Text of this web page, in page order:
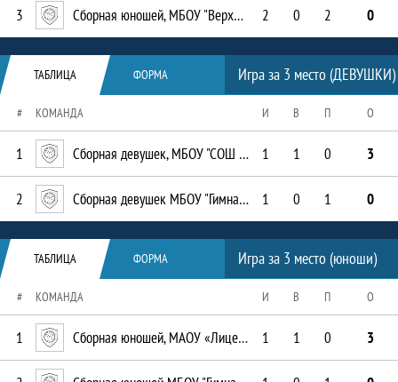
3 Сборная юношей, МБОУ "Верхнесиметская СОШ" 2 0 2 0
Таблица
ТАБЛИЦА ФОРМА Игра за 3 место (ДЕВУШКИ)
# КОМАНДА И В П О
1 Сборная девушек, МБОУ "СОШ № 8" 1 1 0 3
2 Сборная девушек МБОУ "Гимназия им. Наби Даули" 1 0 1 0
Таблица
ТАБЛИЦА ФОРМА Игра за 3 место (юноши)
# КОМАНДА И В П О
1 Сборная юношей, МАОУ «Лицей-интернат №1» 1 1 0 3